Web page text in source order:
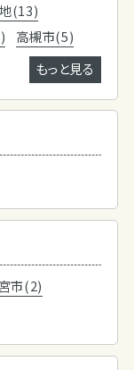
(13)
高槻市(5)
もっと見る
市(2)